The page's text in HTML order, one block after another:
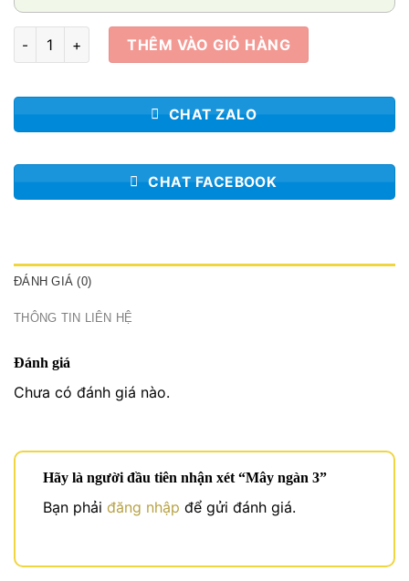
Mây ngàn 3 số lượngTHÊM VÀO GIỎ HÀNG
CHAT ZALO
CHAT FACEBOOK
ĐÁNH GIÁ (0)
THÔNG TIN LIÊN HỆ
Đánh giá
Chưa có đánh giá nào.
Hãy là người đầu tiên nhận xét “Mây ngàn 3”
Bạn phải đăng nhập để gửi đánh giá.